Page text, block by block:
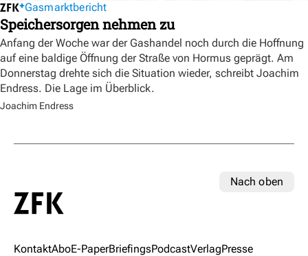
Gasmarktbericht
Speichersorgen nehmen zu
Anfang der Woche war der Gashandel noch durch die Hoffnung
auf eine baldige Öffnung der Straße von Hormus geprägt. Am
Donnerstag drehte sich die Situation wieder, schreibt Joachim
Endress. Die Lage im Überblick.
Joachim Endress
Nach oben
KontaktAboE-PaperBriefingsPodcastVerlagPresse